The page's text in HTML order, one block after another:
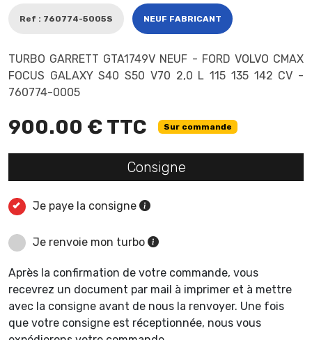
Ref : 760774-5005S NEUF FABRICANT
TURBO GARRETT GTA1749V NEUF - FORD VOLVO CMAX
FOCUS GALAXY S40 S50 V70 2,0 L 115 135 142 CV -
760774-0005
900.00 € TTC Sur commande
Consigne
Je paye la consigne
Je renvoie mon turbo
Après la confirmation de votre commande, vous
recevrez un document par mail à imprimer et à mettre
avec la consigne avant de nous la renvoyer. Une fois
que votre consigne est réceptionnée, nous vous